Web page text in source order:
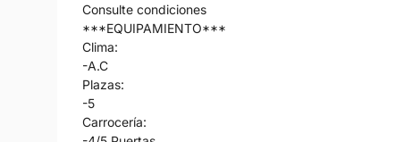
Consulte condiciones
***EQUIPAMIENTO***
Clima:
-A.C
Plazas:
-5
Carrocería: